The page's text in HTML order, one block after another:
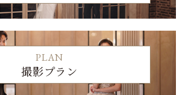
PLAN
撮影プラン